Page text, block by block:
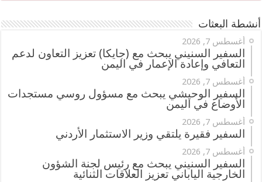
أنشطة البعثات
أغسطس 7, 2026
السفير السنيني يبحث مع (جايكا) تعزيز التعاون لدعم
التعافي وإعادة الإعمار في اليمن
أغسطس 7, 2026
السفير الوحيشي يبحث مع مسؤول روسي مستجدات
الأوضاع في اليمن
أغسطس 7, 2026
السفير فقيرة يلتقي وزير الاستثمار الأردني
أغسطس 7, 2026
السفير السنيني يبحث مع رئيس لجنة الشؤون
الخارجية الياباني تعزيز العلاقات الثنائية